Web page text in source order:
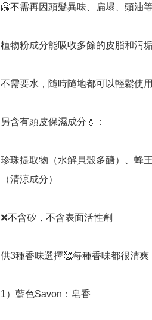
🤗不需再因頭髮異味、扁塌、頭油
植物粉成分能吸收多餘的皮脂和污垢
不需要水，隨時隨地都可以輕鬆使
另含有頭皮保濕成分💧：
珍珠提取物（水解貝殼多醣）、蜂
（清涼成分）
❌不含矽，不含表面活性劑
供3種香味選擇🥰每種香味都很清爽
1）藍色Savon：皂香